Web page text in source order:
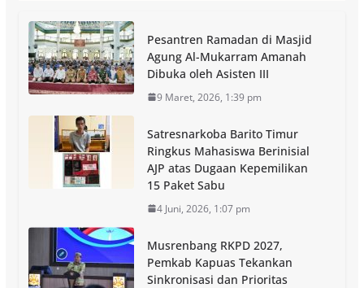
Pesantren Ramadan di Masjid
Agung Al-Mukarram Amanah
Dibuka oleh Asisten III
9 Maret, 2026, 1:39 pm
Satresnarkoba Barito Timur
Ringkus Mahasiswa Berinisial
AJP atas Dugaan Kepemilikan
15 Paket Sabu
4 Juni, 2026, 1:07 pm
Musrenbang RKPD 2027,
Pemkab Kapuas Tekankan
Sinkronisasi dan Prioritas